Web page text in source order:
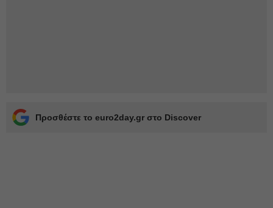
Προσθέστε το euro2day.gr στο Discover